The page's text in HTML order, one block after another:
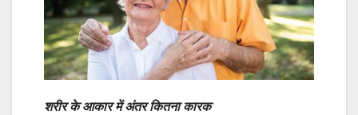
शरीर के आकार में अंतर कितना कारक